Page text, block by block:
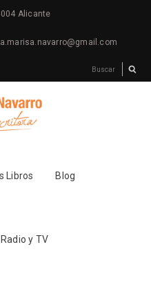
Alicante
Libros Blog
Radio y TV